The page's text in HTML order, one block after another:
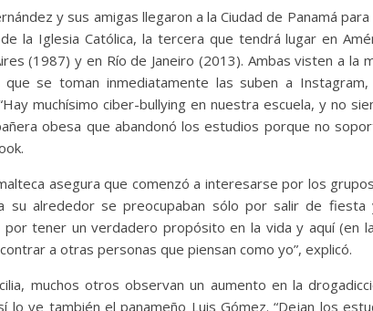
y sus amigas llegaron a la Ciudad de Panamá
de la Iglesia Católica, la tercera que tendrá lugar en
(1987) y en Río de Janeiro (2013). Ambas visten a la
se toman inmediatamente las suben a
muchísimo ciber-bullying en nuestra escuela, y no
obesa que abandonó los estudios porque no
asegura que comenzó a interesarse por los
su alrededor se preocupaban sólo por salir de fiesta
por tener un verdadero propósito en la vida y aquí (en
a otras personas que piensan como yo”, explicó.
muchos otros observan un aumento en la
lo ve también el panameño Luis Gómez. “Dejan los